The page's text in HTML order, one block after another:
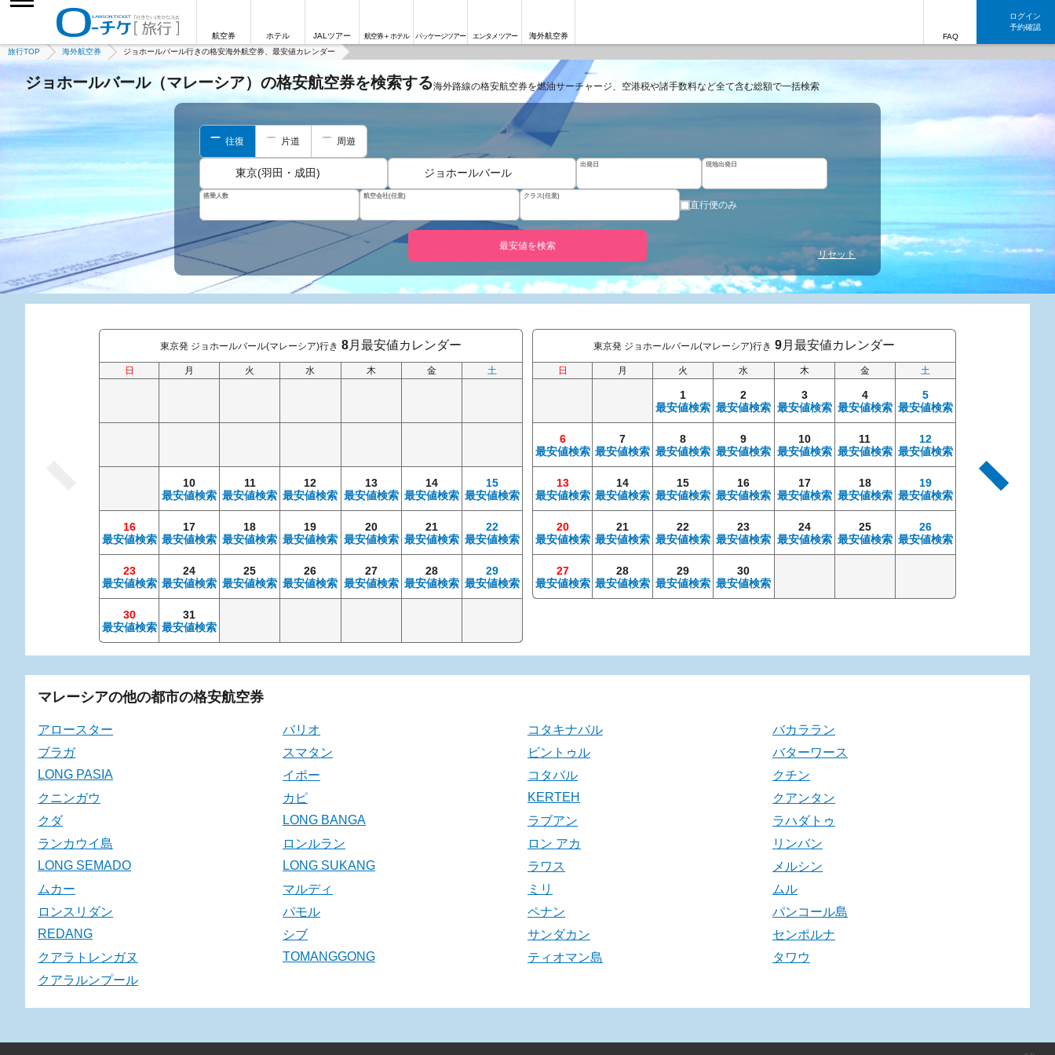
航空券 ホテル JALツアー 航空券＋ホテル パッケージツアー エンタメツアー 海外航空券 FAQ
ログイン
予約確認
旅行TOP 海外航空券 ジョホールバール行きの格安海外航空券、最安値カレンダー
ジョホールバール（マレーシア）の格安航空券を検索する海外路線の格安航空券を燃油サーチャージ、空港税や諸手数料など全て含む総額で一括検索
往復 片道 周遊
東京(羽田・成田) ジョホールバール
出発日 現地出発日
搭乗人数 航空会社(任意) クラス(任意)
直行便のみ
最安値を検索
リセット
東京発 ジョホールバール(マレーシア)行き 8月最安値カレンダー
日 月 火 水 木 金 土
10
最安値検索
11
最安値検索
12
最安値検索
13
最安値検索
14
最安値検索
15
最安値検索
16
最安値検索
17
最安値検索
18
最安値検索
19
最安値検索
20
最安値検索
21
最安値検索
22
最安値検索
23
最安値検索
24
最安値検索
25
最安値検索
26
最安値検索
27
最安値検索
28
最安値検索
29
最安値検索
30
最安値検索
31
最安値検索
東京発 ジョホールバール(マレーシア)行き 9月最安値カレンダー
日 月 火 水 木 金 土
1
最安値検索
2
最安値検索
3
最安値検索
4
最安値検索
5
最安値検索
6
最安値検索
7
最安値検索
8
最安値検索
9
最安値検索
10
最安値検索
11
最安値検索
12
最安値検索
13
最安値検索
14
最安値検索
15
最安値検索
16
最安値検索
17
最安値検索
18
最安値検索
19
最安値検索
20
最安値検索
21
最安値検索
22
最安値検索
23
最安値検索
24
最安値検索
25
最安値検索
26
最安値検索
27
最安値検索
28
最安値検索
29
最安値検索
30
最安値検索
11
最安値検索
マレーシアの他の都市の格安航空券
アロースター バリオ コタキナバル
バカララン
ブラガ
スマタン ビントゥル
バターワース
LONG PASIA
イポー コタバル
クチン
クニンガウ
カピ KERTEH
クアンタン
クダ
LONG BANGA ラブアン
ラハダトゥ
ランカウイ島
ロンルラン ロン アカ
リンバン
LONG SEMADO
LONG SUKANG ラワス
メルシン
ムカー
マルディ ミリ
ムル
ロンスリダン
パモル ペナン
パンコール島
REDANG
シブ サンダカン
センポルナ
クアラトレンガヌ
TOMANGGONG ティオマン島
タワウ
クアラルンプール